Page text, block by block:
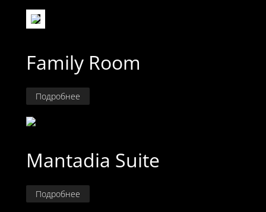
Family Room
Подробнее
Mantadia Suite
Подробнее